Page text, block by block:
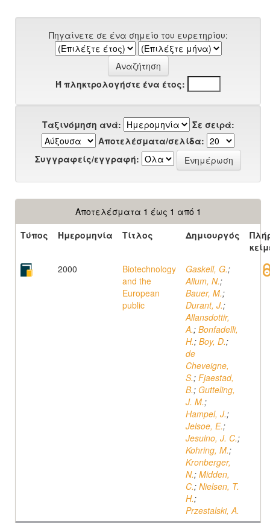
Πηγαίνετε σε ένα σημείο του ευρετηρίου:
Ή πληκτρολογήστε ένα έτος:
Ταξινόμηση ανά:
Σε σειρά:
Αποτελέσματα/σελίδα:
Συγγραφείς/εγγραφή:
Αποτελέσματα 1 έως 1 από 1
Τύπος
Ημερομηνία Τίτλος Δημιουργός
2000
Biotechnology
and the
European
public
Gaskell, G.;
Allum, N.;
Bauer, M.;
Durant, J.;
Allansdottir,
A.; Bonfadelli,
H.; Boy, D.;
de
Cheveigne,
S.; Fjaestad,
B.; Gutteling,
J. M.;
Hampel, J.;
Jelsoe, E.;
Jesuino, J. C.;
Kohring, M.;
Kronberger,
N.; Midden,
C.; Nielsen, T.
H.;
Przestalski, A.